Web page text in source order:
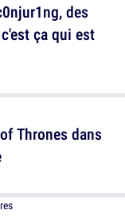
Thrones dans
des
ça qui est